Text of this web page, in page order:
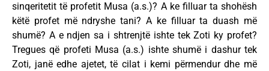
sinqeritetit të profetit Musa (a.s.)? A ke filluar ta shohësh
këtë profet më ndryshe tani? A ke filluar ta duash më
shumë? A e ndjen sa i shtrenjtë ishte tek Zoti ky profet?
Tregues që profeti Musa (a.s.) ishte shumë i dashur tek
Zoti, janë edhe ajetet, të cilat i kemi përmendur dhe më